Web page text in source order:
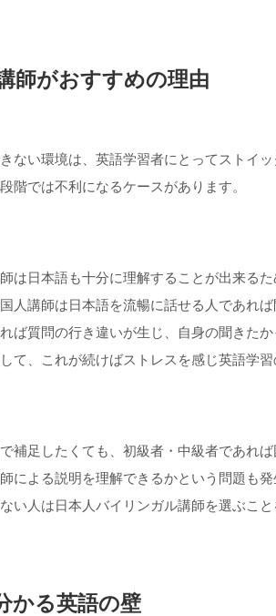
師がおすすめの理由
ない環境は、英語学習者にとってストイ
階では不利になるケースがあります。
は日本語も十分に理解することが出来る
人講師は日本語を流暢に話せる人であれ
ば質問の行き違いが生じ、自身の聞きた
て、これが続けばストレスを感じ英語学
補足したくても、初級者・中級者であれ
による説明を理解できるかという問題も
い人は日本人バイリンガル講師を選ぶこと
かる英語の壁